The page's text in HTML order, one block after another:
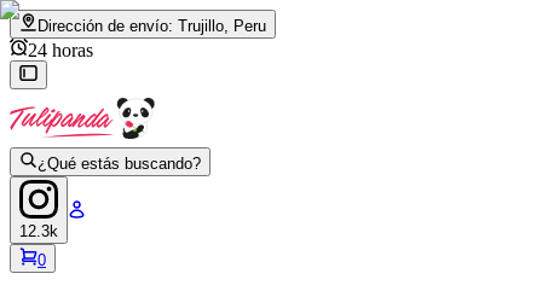
Dirección de envío: Trujillo, Peru
24 horas
¿Qué estás buscando?
12.3k
0